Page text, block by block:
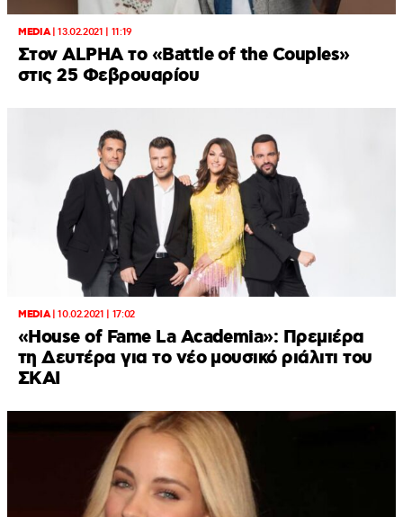
MEDIA|13.02.2021 | 11:19
Στον ALPHA το «Battle of the Couples»
στις 25 Φεβρουαρίου
MEDIA|10.02.2021 | 17:02
«House of Fame La Academia»: Πρεμιέρα
τη Δευτέρα για το νέο μουσικό ριάλιτι του
ΣΚΑΙ